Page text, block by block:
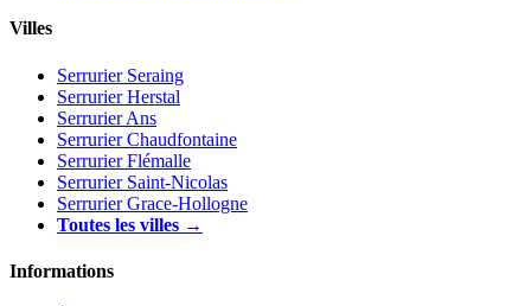
Villes
Serrurier Seraing
Serrurier Herstal
Serrurier Ans
Serrurier Chaudfontaine
Serrurier Flémalle
Serrurier Saint-Nicolas
Serrurier Grace-Hollogne
Toutes les villes →
Informations